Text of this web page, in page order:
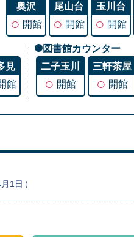
奥沢
○ 開館
尾山台
○ 開館
玉川台
○ 開館
見
館
図書館カウンター
二子玉川
○ 開館
三軒茶屋
○ 開館
1日